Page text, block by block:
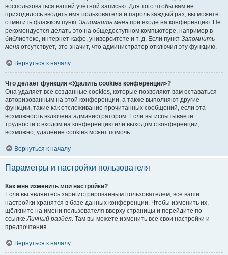
воспользоваться вашей учётной записью. Для того чтобы вам не
приходилось вводить имя пользователя и пароль каждый раз, вы можете
отметить флажком пункт Запомнить меня при входе на конференцию. Не
рекомендуется делать это на общедоступном компьютере, например в
библиотеке, интернет-кафе, университете и т. д. Если пункт Запомнить
меня отсутствует, это значит, что администратор отключил эту функцию.
Вернуться к началу
Что делает функция «Удалить cookies конференции»?
Она удаляет все созданные cookies, которые позволяют вам оставаться
авторизованным на этой конференции, а также выполняют другие
функции, такие как отслеживание прочитанных сообщений, если эта
возможность включена администратором. Если вы испытываете
трудности с входом на конференцию или выходом с конференции,
возможно, удаление cookies может помочь.
Вернуться к началу
Параметры и настройки пользователя
Как мне изменить мои настройки?
Если вы являетесь зарегистрированным пользователем, все ваши
настройки хранятся в базе данных конференции. Чтобы изменить их,
щёлкните на имени пользователя вверху страницы и перейдите по
ссылкеЛичный раздел. Там вы можете изменить все свои настройки и
предпочтения.
Вернуться к началу